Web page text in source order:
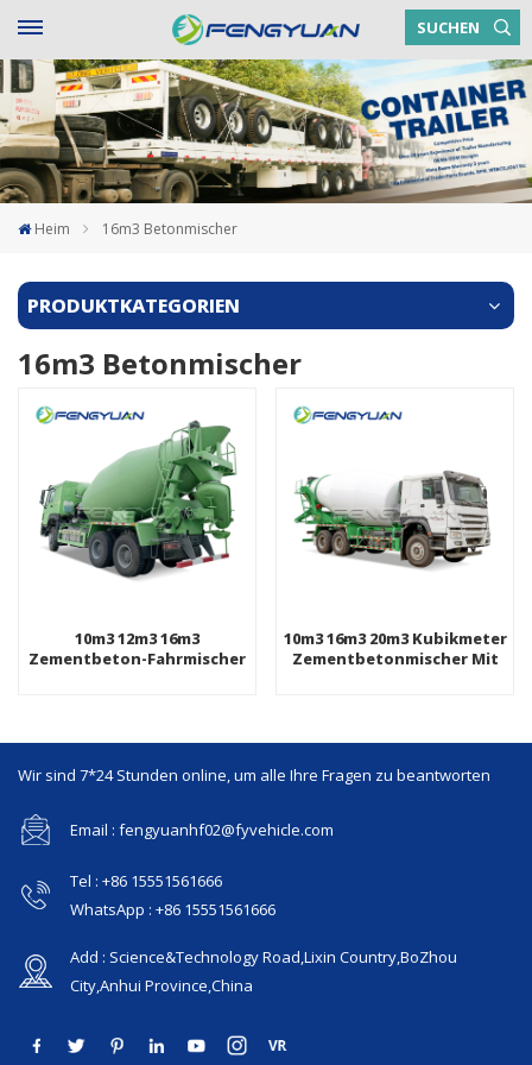
SUCHEN
Heim 16m3 Betonmischer
PRODUKTKATEGORIEN
16m3 Betonmischer
10m3 12m3 16m3
Zementbeton-Fahrmischer
10m3 16m3 20m3 Kubikmeter
Zementbetonmischer Mit
Wir sind 7*24 Stunden online, um alle Ihre Fragen zu beantworten
Email : fengyuanhf02@fyvehicle.com
Tel : +86 15551561666
WhatsApp : +86 15551561666
Add : Science&Technology Road,Lixin Country,BoZhou
City,Anhui Province,China